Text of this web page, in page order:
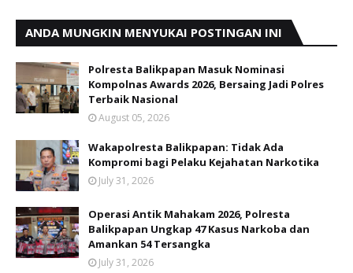
ANDA MUNGKIN MENYUKAI POSTINGAN INI
Polresta Balikpapan Masuk Nominasi
Kompolnas Awards 2026, Bersaing Jadi Polres
Terbaik Nasional
August 05, 2026
Wakapolresta Balikpapan: Tidak Ada
Kompromi bagi Pelaku Kejahatan Narkotika
July 31, 2026
Operasi Antik Mahakam 2026, Polresta
Balikpapan Ungkap 47 Kasus Narkoba dan
Amankan 54 Tersangka
July 31, 2026